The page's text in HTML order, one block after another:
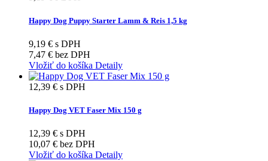
Happy Dog Puppy Starter Lamm & Reis 1,5 kg
9,19 € s DPH
7,47 € bez DPH
Vložiť do košíka Detaily
12,39 € s DPH
Happy Dog VET Faser Mix 150 g
12,39 € s DPH
10,07 € bez DPH
Vložiť do košíka Detaily